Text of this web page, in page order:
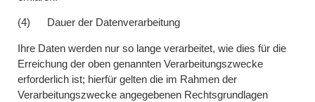
(4) Dauer der Datenverarbeitung
Ihre Daten werden nur so lange verarbeitet, wie dies für die
Erreichung der oben genannten Verarbeitungszwecke
erforderlich ist; hierfür gelten die im Rahmen der
Verarbeitungszwecke angegebenen Rechtsgrundlagen